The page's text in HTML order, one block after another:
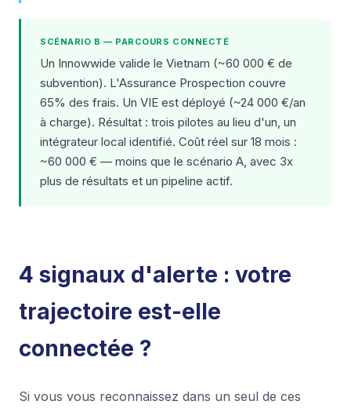
SCÉNARIO B — PARCOURS CONNECTÉ
Un Innowwide valide le Vietnam (~60 000 € de
subvention). L'Assurance Prospection couvre
65% des frais. Un VIE est déployé (~24 000 €/an
à charge). Résultat : trois pilotes au lieu d'un, un
intégrateur local identifié. Coût réel sur 18 mois :
~60 000 € — moins que le scénario A, avec 3x
plus de résultats et un pipeline actif.
4 signaux d'alerte : votre
trajectoire est-elle
connectée ?
Si vous vous reconnaissez dans un seul de ces